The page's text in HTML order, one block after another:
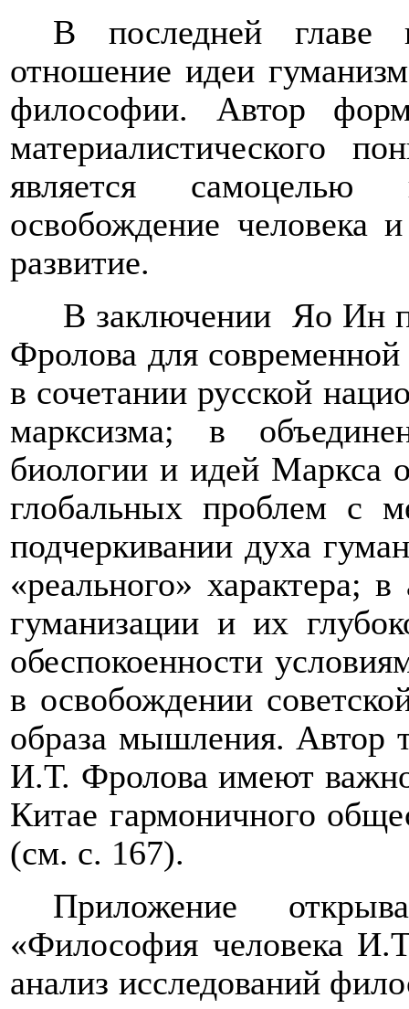
В последней
отношение идеи
философии. Автор
материалистического
является самоцелью
освобождение человека
развитие.
В заключении Яо Ин
Фролова для
в сочетании русской
марксизма; в
биологии и идей Маркса
глобальных проблем с
подчеркивании духа
«реального» характера;
гуманизации иих
обеспокоенности
в освобождении
образа мышления.Автор
И.Т. Фролова имеют
Китае гармоничного
(см. с. 167).
Приложение
«Философия человека
анализ исследований